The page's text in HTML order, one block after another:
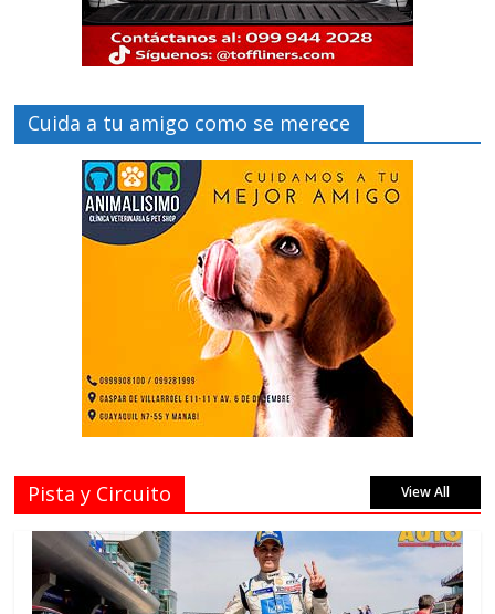
Cuida a tu amigo como se merece
Pista y Circuito View All